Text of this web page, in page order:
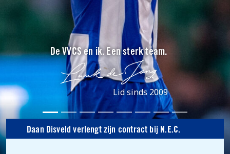
De VVCS en ik. Een sterk team.
Lid sinds 2009
Daan Disveld verlengt zijn contract bij N.E.C.